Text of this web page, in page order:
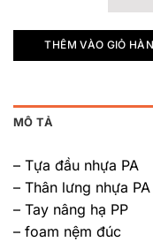
THÊM VÀO GIỎ
MÔ TẢ
– Tựa đầu nhựa PA
– Thân lưng nhựa
– Tay nâng hạ PP
– foam nệm đúc